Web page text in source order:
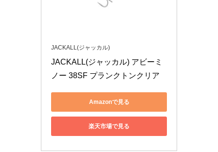
JACKALL(ジャッカル)
JACKALL(ジャッカル) アビーミ
ノー 38SF プランクトンクリア
Amazonで見る
楽天市場で見る